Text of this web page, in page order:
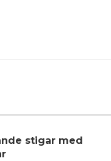
stigar med